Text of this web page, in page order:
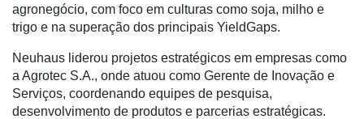
Destaque
Troca
de
Cadeira
agronegócio, com foco em culturas como soja, milho e
trigo e na superação dos principais YieldGaps.
Neuhaus liderou projetos estratégicos em empresas como
a Agrotec S.A., onde atuou como Gerente de Inovação e
Serviços, coordenando equipes de pesquisa,
desenvolvimento de produtos e parcerias estratégicas.